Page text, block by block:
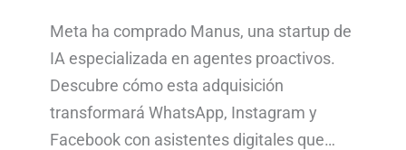
Meta ha comprado Manus, una startup de
IA especializada en agentes proactivos.
Descubre cómo esta adquisición
transformará WhatsApp, Instagram y
Facebook con asistentes digitales que…